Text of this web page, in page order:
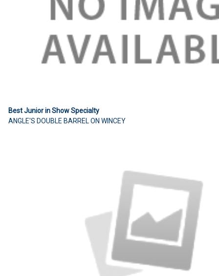
Best Junior in Show Specialty
ANGLE'S DOUBLE BARREL ON WINCEY